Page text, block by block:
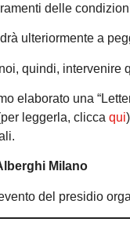
delle
ulteriormente a
quindi,
elaborato una
leggerla, clicca qui
Milano
del presidio